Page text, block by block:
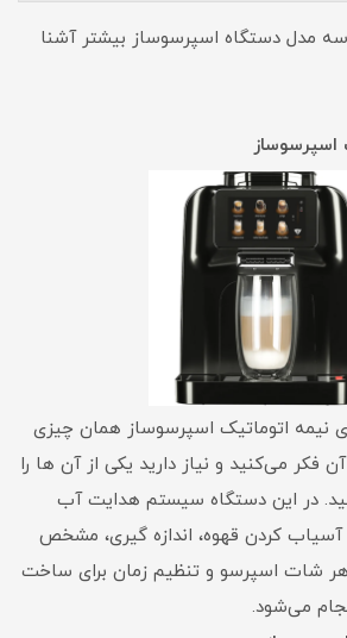
سه مدل دستگاه اسپرسوساز بیشتر آشنا
اسپرسوساز
اتوماتیک اسپرسوساز همان چیزی
فکر می‌کنید و نیاز دارید یکی از آن ها را
در این دستگاه سیستم هدایت آب
آسیاب کردن قهوه، اندازه گیری، مشخص
هر شات اسپرسو و تنظیم زمان برای ساخت
می‌شود.